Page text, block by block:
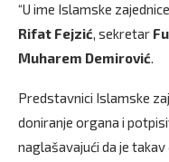
“U ime Islamske
Rifat Fejzić, sekretar
Muharem Demirović.
Predstavnici Islamske
doniranje organa i
naglašavajući da je takav